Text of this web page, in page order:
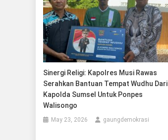
Sinergi Religi: Kapolres Musi Rawas
Serahkan Bantuan Tempat Wudhu Dari
Kapolda Sumsel Untuk Ponpes
Walisongo
May 23, 2026 gaungdemokrasi